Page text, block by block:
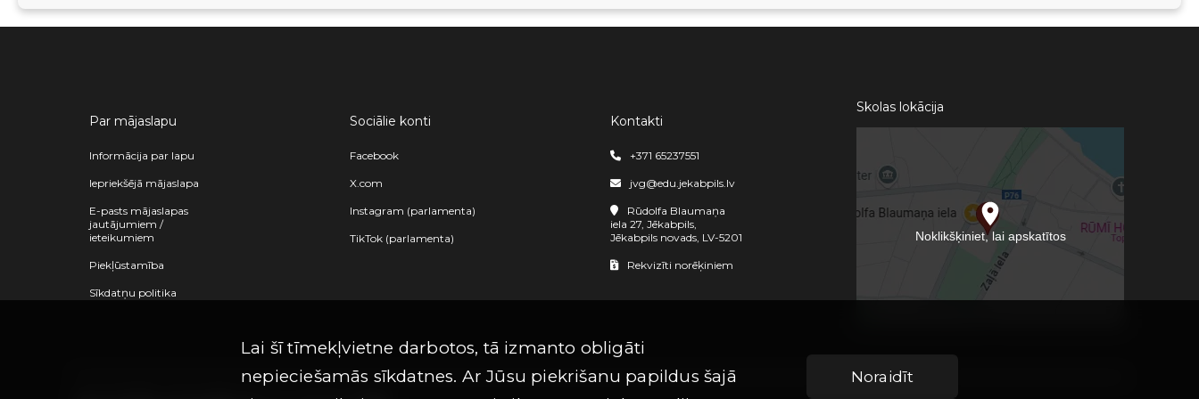
Par mājaslapu
Informācija par lapu
Iepriekšējā mājaslapa
E-pasts mājaslapas
jautājumiem /
ieteikumiem
Piekļūstamība
Sīkdatņu politika
Sociālie konti
Facebook
X.com
Instagram (parlamenta)
TikTok (parlamenta)
Kontakti
+371 65237551
jvg@edu.jekabpils.lv
Rūdolfa Blaumaņa
iela 27, Jēkabpils,
Jēkabpils novads, LV-5201
Rekvizīti norēķiniem
Skolas lokācija
Lai šī tīmekļvietne darbotos, tā izmanto obligāti
nepieciešamās sīkdatnes. Ar Jūsu piekrišanu papildus šajā
Noraidīt